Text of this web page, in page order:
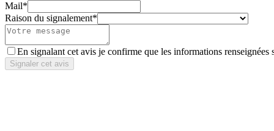
Mail*
Raison du signalement*
En signalant cet avis je confirme que les informations renseignées
Signaler cet avis